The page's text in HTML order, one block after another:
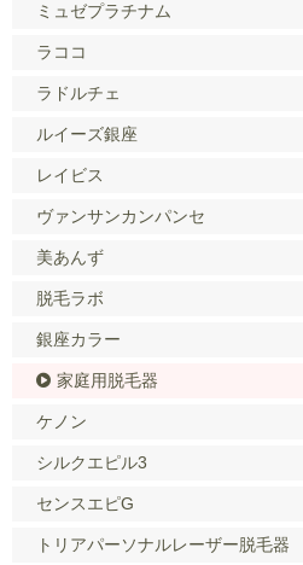
ミュゼプラチナム
ラココ
ラドルチェ
ルイーズ銀座
レイビス
ヴァンサンカンパンセ
美あんず
脱毛ラボ
銀座カラー
家庭用脱毛器
ケノン
シルクエピル3
センスエピG
トリアパーソナルレーザー脱毛器